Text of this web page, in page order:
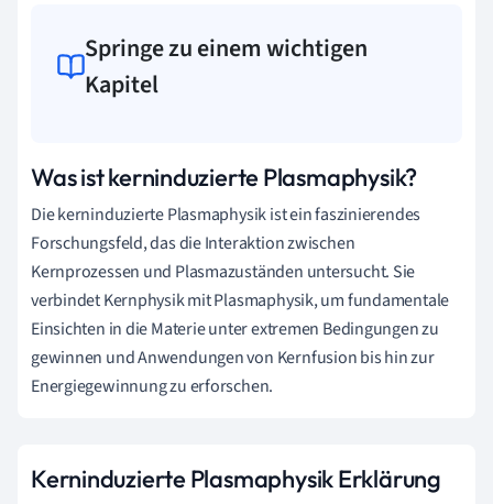
Springe zu einem wichtigen
Kapitel
Was ist kerninduzierte Plasmaphysik?
Die kerninduzierte Plasmaphysik ist ein faszinierendes
Forschungsfeld, das die Interaktion zwischen
Kernprozessen und Plasmazuständen untersucht. Sie
verbindet Kernphysik mit Plasmaphysik, um fundamentale
Einsichten in die Materie unter extremen Bedingungen zu
gewinnen und Anwendungen von Kernfusion bis hin zur
Energiegewinnung zu erforschen.
Kerninduzierte Plasmaphysik Erklärung